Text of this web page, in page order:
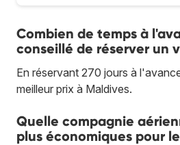
Combien de temps à
conseillé de réserver un
En réservant 270 jours à
meilleur prix à Maldives.
Quelle compagnie
plus économiques pour